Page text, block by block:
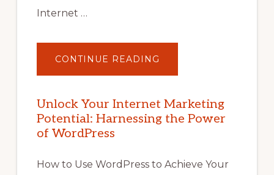
Internet …
CONTINUE READING
YOUR
POTENTIAL
WITH
WORDPRESS:
TIPS,
Unlock Your Internet Marketing
Potential: Harnessing the Power
of WordPress
How to Use WordPress to Achieve Your